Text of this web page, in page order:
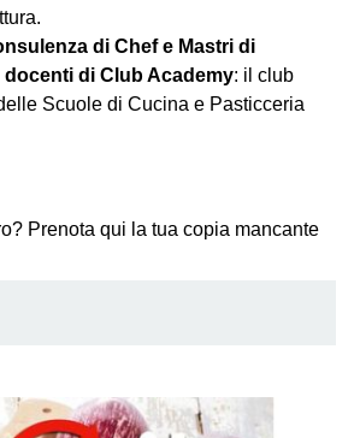
di Chef e Mastri di
docenti di Club Academy: il club
Scuole di Cucina e Pasticceria
Prenota qui la tua copia mancante